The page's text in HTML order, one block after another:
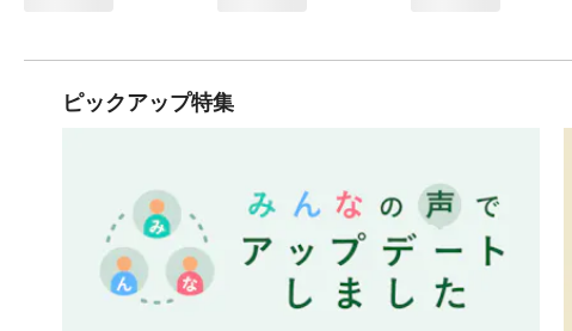
ピックアップ特集